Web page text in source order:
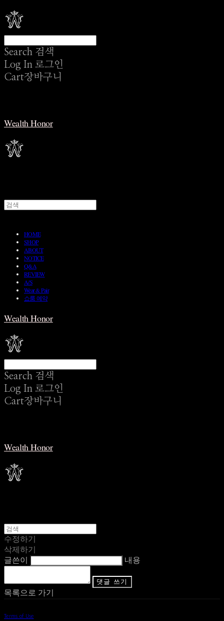
Search 검색
Log In 로그인
Cart장바구니
Wealth Honor
HOME
SHOP
ABOUT
NOTICE
Q&A
REVIEW
A/S
Wear & Pair
쇼룸 예약
Wealth Honor
Search 검색
Log In 로그인
Cart장바구니
Wealth Honor
수정하기
삭제하기
글쓴이
내용
댓글 쓰기
목록으로 가기
Terms of Use